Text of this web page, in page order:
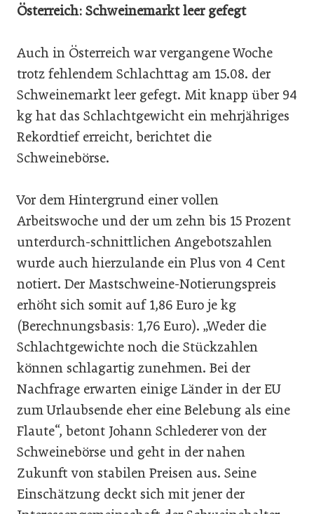
Österreich: Schweinemarkt leer gefegt
Auch in Österreich war vergangene Woche
trotz fehlendem Schlachttag am 15.08. der
Schweinemarkt leer gefegt. Mit knapp über 94
kg hat das Schlachtgewicht ein mehrjähriges
Rekordtief erreicht, berichtet die
Schweinebörse.
Vor dem Hintergrund einer vollen
Arbeitswoche und der um zehn bis 15 Prozent
unterdurch-schnittlichen Angebotszahlen
wurde auch hierzulande ein Plus von 4 Cent
notiert. Der Mastschweine-Notierungspreis
erhöht sich somit auf 1,86 Euro je kg
(Berechnungsbasis: 1,76 Euro). „Weder die
Schlachtgewichte noch die Stückzahlen
können schlagartig zunehmen. Bei der
Nachfrage erwarten einige Länder in der EU
zum Urlaubsende eher eine Belebung als eine
Flaute“, betont Johann Schlederer von der
Schweinebörse und geht in der nahen
Zukunft von stabilen Preisen aus. Seine
Einschätzung deckt sich mit jener der